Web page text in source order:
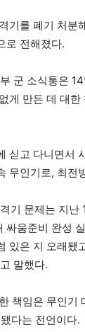
기를 폐기 처분
로 전해졌다.
군 소식통은
게 만든 데 대
싣고 다니면서
무인기로, 최전
기 문제는 지
싸움준비 완성
있은 지 오래됐
말했다.
책임은 무인기
다는 전언이다.